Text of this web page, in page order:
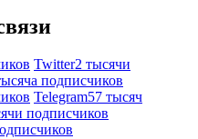
Twitter2 тысячи
подписчиков
Telegram57 тысяч
подписчиков